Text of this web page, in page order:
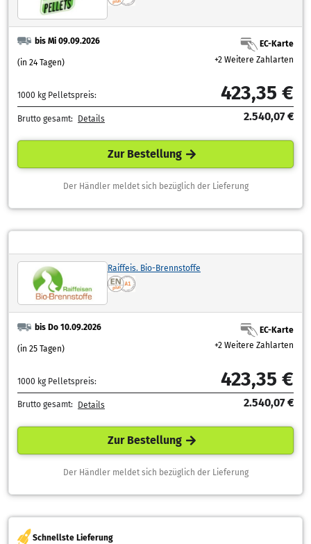
bis Mi 09.09.2026
(in 24 Tagen)
EC-Karte
+2 Weitere Zahlarten
1000 kg Pelletspreis: 423,35 €
Brutto gesamt: Details 2.540,07 €
Zur Bestellung
Der Händler meldet sich bezüglich der Lieferung
Raiffeis. Bio-Brennstoffe
bis Do 10.09.2026
(in 25 Tagen)
EC-Karte
+2 Weitere Zahlarten
1000 kg Pelletspreis: 423,35 €
Brutto gesamt: Details 2.540,07 €
Zur Bestellung
Der Händler meldet sich bezüglich der Lieferung
Schnellste Lieferung